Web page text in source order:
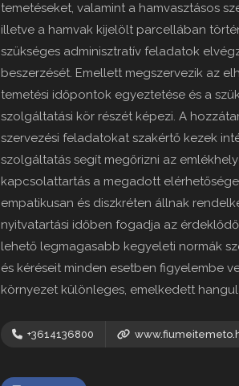
temetéseket, valamint a hamvasztásos
illetve a hamvak kijelölt parcellában
szükséges adminisztratív feladatok
beszerzését. Emellett megszervezik az
temetési időpontok egyeztetése és a
szolgáltatási kör részét képezi. A
szervezési feladatokat szakértő kezek
szolgáltatás segít megőrizni az
kapcsolattartás a megadott
empatikusan és diszkréten állnak
nyitvatartási időben fogadja az
lehető legmagasabb kegyeleti normák
és kéréseit minden esetben figyelembe
környezet különleges, emelkedett
+3614136800